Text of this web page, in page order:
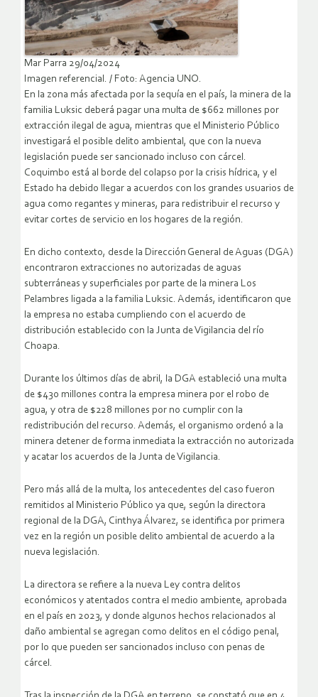
Mar Parra 29/04/2024
Imagen referencial. / Foto: Agencia UNO.
En la zona más afectada por la sequía en el país, la minera de la
familia Luksic deberá pagar una multa de $662 millones por
extracción ilegal de agua, mientras que el Ministerio Público
investigará el posible delito ambiental, que con la nueva
legislación puede ser sancionado incluso con cárcel.
Coquimbo está al borde del colapso por la crisis hídrica, y el
Estado ha debido llegar a acuerdos con los grandes usuarios de
agua como regantes y mineras, para redistribuir el recurso y
evitar cortes de servicio en los hogares de la región.
En dicho contexto, desde la Dirección General de Aguas (DGA)
encontraron extracciones no autorizadas de aguas
subterráneas y superficiales por parte de la minera Los
Pelambres ligada a la familia Luksic. Además, identificaron que
la empresa no estaba cumpliendo con el acuerdo de
distribución establecido con la Junta de Vigilancia del río
Choapa.
Durante los últimos días de abril, la DGA estableció una multa
de $430 millones contra la empresa minera por el robo de
agua, y otra de $228 millones por no cumplir con la
redistribución del recurso. Además, el organismo ordenó a la
minera detener de forma inmediata la extracción no autorizada
y acatar los acuerdos de la Junta de Vigilancia.
Pero más allá de la multa, los antecedentes del caso fueron
remitidos al Ministerio Público ya que, según la directora
regional de la DGA, Cinthya Álvarez, se identifica por primera
vez en la región un posible delito ambiental de acuerdo a la
nueva legislación.
La directora se refiere a la nueva Ley contra delitos
económicos y atentados contra el medio ambiente, aprobada
en el país en 2023, y donde algunos hechos relacionados al
daño ambiental se agregan como delitos en el código penal,
por lo que pueden ser sancionados incluso con penas de
cárcel.